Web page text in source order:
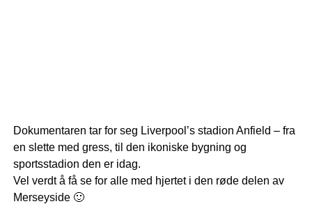
Dokumentaren tar for seg Liverpool’s stadion Anfield – fra
en slette med gress, til den ikoniske bygning og
sportsstadion den er idag.
Vel verdt å få se for alle med hjertet i den røde delen av
Merseyside 🙂